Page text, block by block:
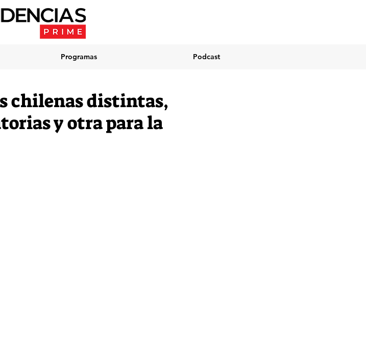
Programas Podcast
chilenas distintas,
y otra para la